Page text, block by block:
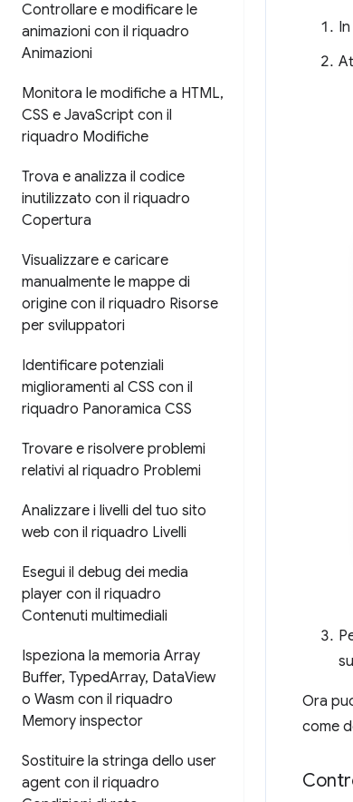
Controllare e modificare le
animazioni con il riquadro
Animazioni
Monitora le modifiche a HTML,
CSS e JavaScript con il
riquadro Modifiche
Trova e analizza il codice
inutilizzato con il riquadro
Copertura
Visualizzare e caricare
manualmente le mappe di
origine con il riquadro Risorse
per sviluppatori
Identificare potenziali
miglioramenti al CSS con il
riquadro Panoramica CSS
Trovare e risolvere problemi
relativi al riquadro Problemi
Analizzare i livelli del tuo sito
web con il riquadro Livelli
Esegui il debug dei media
player con il riquadro
Contenuti multimediali
Ispeziona la memoria Array
Buffer, TypedArray, DataView
o Wasm con il riquadro
Memory inspector
Sostituire la stringa dello user
agent con il riquadro
In
Ora
come